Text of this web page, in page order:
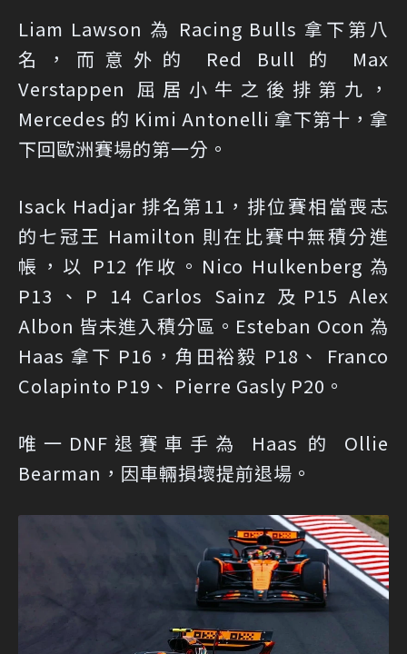
Liam Lawson 為 Racing Bulls 拿下第八
名，而意外的 Red Bull 的 Max
Verstappen 屈居小牛之後排第九，
Mercedes 的 Kimi Antonelli 拿下第十，拿
下回歐洲賽場的第一分。
Isack Hadjar 排名第11，排位賽相當喪志
的七冠王 Hamilton 則在比賽中無積分進
帳，以 P12 作收。Nico Hulkenberg 為
P13、P 14 Carlos Sainz 及P15 Alex
Albon 皆未進入積分區。Esteban Ocon 為
Haas 拿下 P16，角田裕毅 P18、 Franco
Colapinto P19、 Pierre Gasly P20。
唯一DNF退賽車手為 Haas 的 Ollie
Bearman，因車輛損壞提前退場。